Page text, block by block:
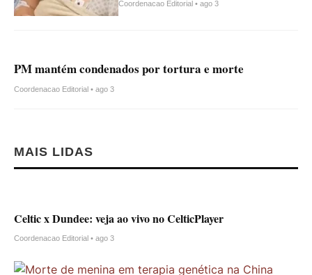
Coordenacao Editorial • ago 3
PM mantém condenados por tortura e morte
Coordenacao Editorial • ago 3
MAIS LIDAS
Celtic x Dundee: veja ao vivo no CelticPlayer
Coordenacao Editorial • ago 3